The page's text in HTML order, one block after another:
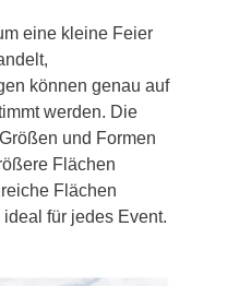
eine kleine Feier
können genau auf
werden. Die
und Formen
Flächen
Flächen
für jedes Event.